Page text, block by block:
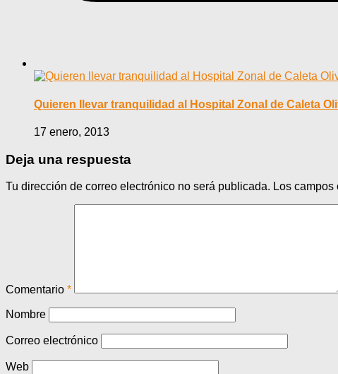
Quieren llevar tranquilidad al Hospital Zonal de Caleta
17 enero, 2013
Deja una respuesta
Tu dirección de correo electrónico no será publicada. Los
Comentario *
Nombre
Correo electrónico
Web